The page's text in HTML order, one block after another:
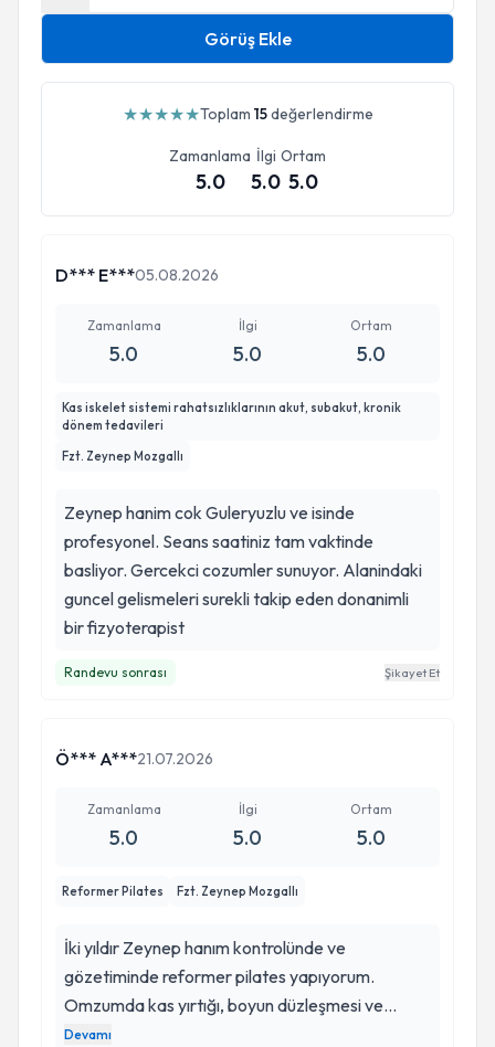
Görüş Ekle
★★★★★Toplam 15değerlendirme
Zamanlama
5.0
İlgi
5.0
Ortam
5.0
D*** E***05.08.2026
Zamanlama
5.0
İlgi
5.0
Ortam
5.0
Kas iskelet sistemi rahatsızlıklarının akut, subakut, kronik
dönem tedavileri
Fzt. Zeynep Mozgallı
Zeynep hanim cok Guleryuzlu ve isinde
profesyonel. Seans saatiniz tam vaktinde
basliyor. Gercekci cozumler sunuyor. Alanindaki
guncel gelismeleri surekli takip eden donanimli
bir fizyoterapist
Randevu sonrası Şikayet Et
Ö*** A***21.07.2026
Zamanlama
5.0
İlgi
5.0
Ortam
5.0
Reformer Pilates Fzt. Zeynep Mozgallı
İki yıldır Zeynep hanım kontrolünde ve
gözetiminde reformer pilates yapıyorum.
Omzumda kas yırtığı, boyun düzleşmesi ve
boyun fıtığı nedeniyle başlamıştım.
Devamı